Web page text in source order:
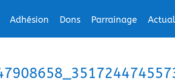
Adhésion Dons Parrainage